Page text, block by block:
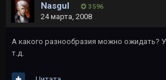
Nasgul 3 596
24 марта, 2008
А какого разнообразия можно ожидать?
т.д.